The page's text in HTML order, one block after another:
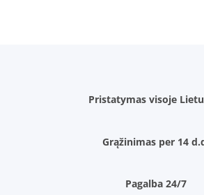
Pristatymas visoje
Grąžinimas per 14
Pagalba 24/7